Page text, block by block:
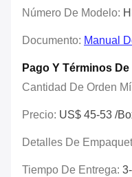
Número De Modelo:
Documento: Manual
Pago Y Términos
Cantidad De Orden
Precio: US$ 45-53 /
Detalles De
Tiempo De Entrega: